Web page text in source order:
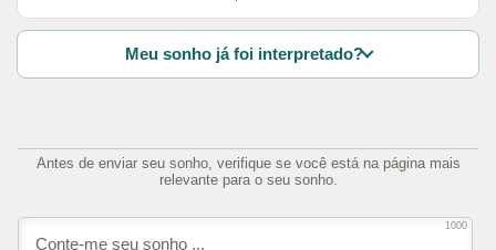
Meu sonho já foi interpretado?
Antes de enviar seu sonho, verifique se você está na página mais
relevante para o seu sonho.
1000